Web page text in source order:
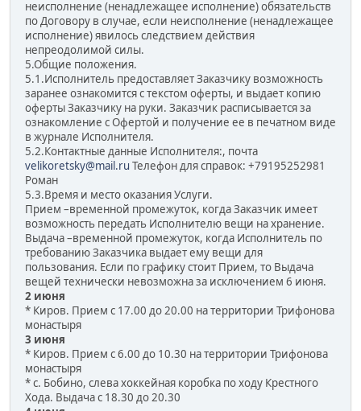
неисполнение (ненадлежащее исполнение) обязательств
по Договору в случае, если неисполнение (ненадлежащее
исполнение) явилось следствием действия
непреодолимой силы.
5.Общие положения.
5.1.Исполнитель предоставляет Заказчику возможность
заранее ознакомится с текстом оферты, и выдает копию
оферты Заказчику на руки. Заказчик расписывается за
ознакомление с Офертой и получение ее в печатном виде
в журнале Исполнителя.
5.2.Контактные данные Исполнителя:, почта
velikoretsky@mail.ru Телефон для справок: +79195252981
Роман
5.3.Время и место оказания Услуги.
Прием –временной промежуток, когда Заказчик имеет
возможность передать Исполнителю вещи на хранение.
Выдача –временной промежуток, когда Исполнитель по
требованию Заказчика выдает ему вещи для
пользования. Если по графику стоит Прием, то Выдача
вещей технически невозможна за исключением 6 июня.
2 июня
* Киров. Прием с 17.00 до 20.00 на территории Трифонова
монастыря
3 июня
* Киров. Прием с 6.00 до 10.30 на территории Трифонова
монастыря
* с. Бобино, слева хоккейная коробка по ходу Крестного
Хода. Выдача с 18.30 до 20.30